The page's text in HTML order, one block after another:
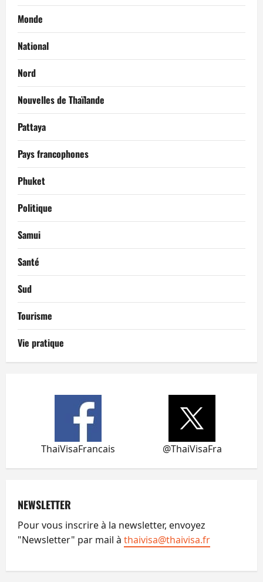
Monde
National
Nord
Nouvelles de Thaïlande
Pattaya
Pays francophones
Phuket
Politique
Samui
Santé
Sud
Tourisme
Vie pratique
ThaiVisaFrancais @ThaiVisaFra
NEWSLETTER
Pour vous inscrire à la newsletter, envoyez
"Newsletter" par mail à thaivisa@thaivisa.fr